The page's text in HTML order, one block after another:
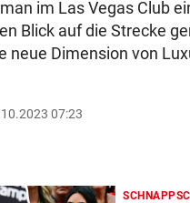
im Las Vegas Club
Blick auf die Strecke
neue Dimension von
07:23